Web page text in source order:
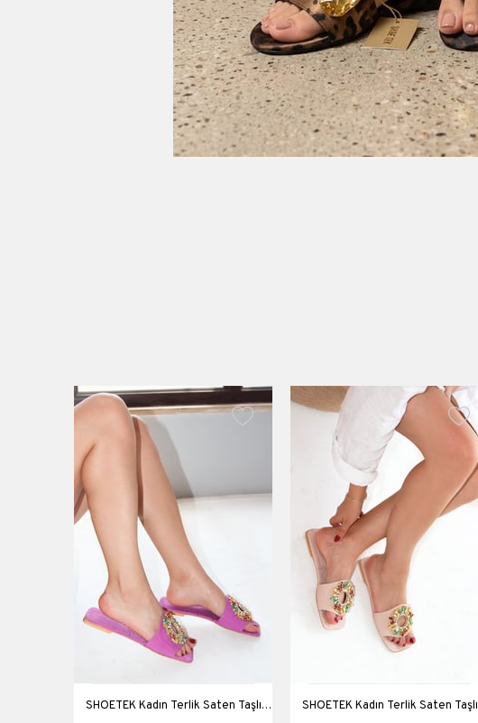
SHOETEK Kadın Terlik Saten Taşlı SHOETEK Kadın Terlik Saten Taşlı